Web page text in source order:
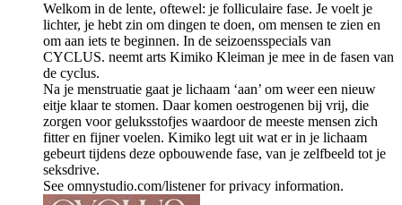
Welkom in de lente, oftewel: je folliculaire fase. Je voelt je
lichter, je hebt zin om dingen te doen, om mensen te zien en
om aan iets te beginnen. In de seizoensspecials van
CYCLUS. neemt arts Kimiko Kleiman je mee in de fasen van
de cyclus.
Na je menstruatie gaat je lichaam ‘aan’ om weer een nieuw
eitje klaar te stomen. Daar komen oestrogenen bij vrij, die
zorgen voor geluksstofjes waardoor de meeste mensen zich
fitter en fijner voelen. Kimiko legt uit wat er in je lichaam
gebeurt tijdens deze opbouwende fase, van je zelfbeeld tot je
seksdrive.
See omnystudio.com/listener for privacy information.